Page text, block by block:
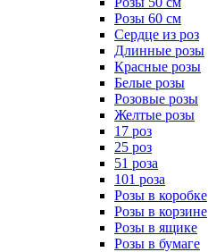
Розы 60 см
Сердце из роз
Длинные розы
Красные розы
Белые розы
Розовые розы
Желтые розы
17 роз
25 роз
51 роза
101 роза
Розы в коробке
Розы в корзине
Розы в ящике
Розы в бумаге